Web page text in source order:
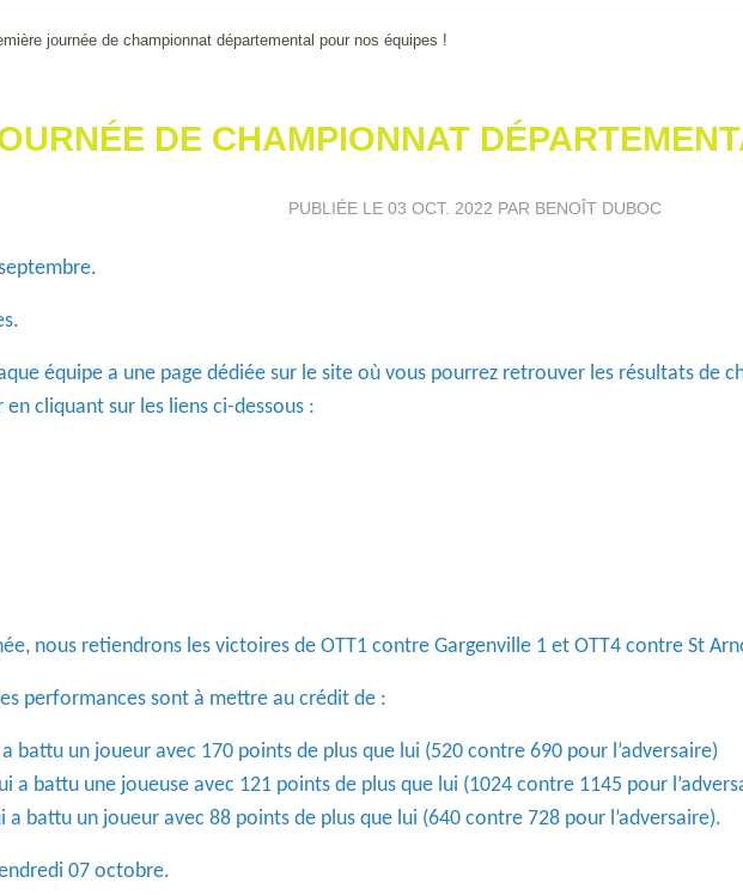
journée de championnat départemental pour nos équipes !
DE CHAMPIONNAT
PUBLIÉE LE 03 OCT. 2022 PAR BENOÎT DUBOC
équipe a une page dédiée sur le site où vous pourrez retrouver les résultats de
cliquant sur les liens ci-dessous :
nous retiendrons les victoires de OTT1 contre Gargenville 1 et OTT4 contre St
performances sont à mettre au crédit de :
a battu un joueur avec 170 points de plus que lui (520 contre 690 pour l’adversaire)
a battu une joueuse avec 121 points de plus que lui (1024 contre 1145 pour
a battu un joueur avec 88 points de plus que lui (640 contre 728 pour l’adversaire).
07 octobre.